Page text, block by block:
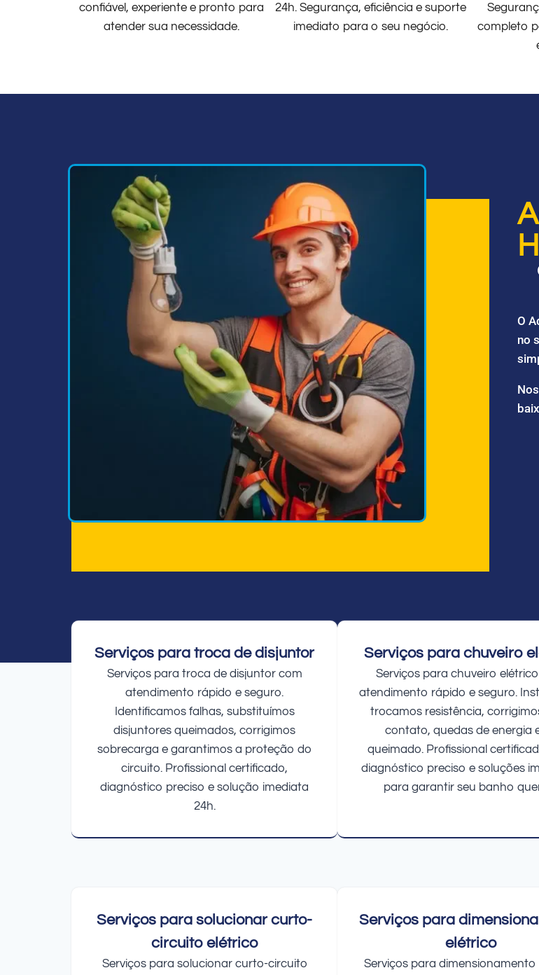
confiável, experiente e pronto para
atender sua necessidade.
24h. Segurança, eficiência e suporte
imediato para o seu negócio.
completo
O
no
Serviços para troca de disjuntor
Serviços para troca de disjuntor com
atendimento rápido e seguro.
Identificamos falhas, substituímos
disjuntores queimados, corrigimos
sobrecarga e garantimos a proteção do
circuito. Profissional certificado,
diagnóstico preciso e solução imediata
24h.
Serviços para chuveiro
Serviços para chuveiro
atendimento rápido e seguro.
trocamos resistência,
contato, quedas de energia
queimado. Profissional
diagnóstico preciso e soluções
para garantir seu banho
Serviços para solucionar curto-
circuito elétrico
Serviços para solucionar curto-circuito
Serviços para
elétrico
Serviços para dimensionamento